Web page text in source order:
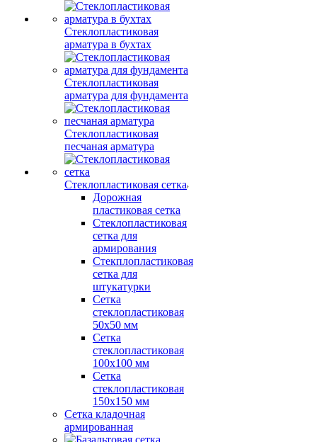
Стеклопластиковая
арматура в бухтах
Стеклопластиковая
арматура для фундамента
Стеклопластиковая
песчаная арматура
Стеклопластиковая сетка
Дорожная
пластиковая сетка
Стеклопластиковая
сетка для
армирования
Стекплопластиковая
сетка для
штукатурки
Сетка
стеклопластиковая
50x50 мм
Сетка
стеклопластиковая
100x100 мм
Сетка
стеклопластиковая
150x150 мм
Сетка кладочная
армированная